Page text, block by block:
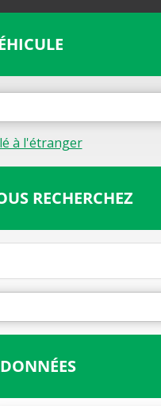
à l'étranger
RECHERCHEZ